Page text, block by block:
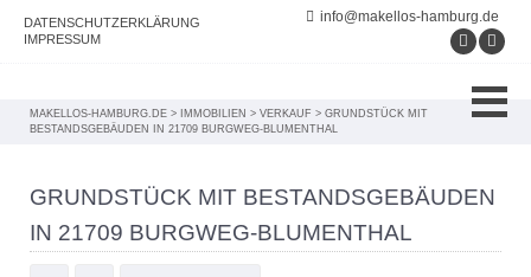
DATENSCHUTZERKLÄRUNG
IMPRESSUM
info@makellos-hamburg.de
MAKELLOS-HAMBURG.DE > IMMOBILIEN > VERKAUF > GRUNDSTÜCK MIT
BESTANDSGEBÄUDEN IN 21709 BURGWEG-BLUMENTHAL
GRUNDSTÜCK MIT BESTANDSGEBÄUDEN
IN 21709 BURGWEG-BLUMENTHAL